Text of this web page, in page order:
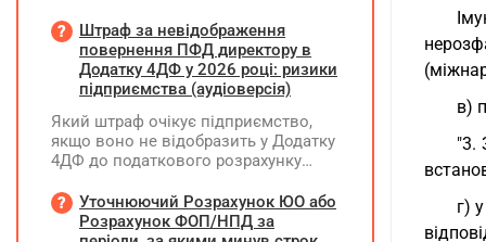
в)
"3.
г)
(єдиний податок, 3 група, ставка 5%,
неплатник ПДВ). З 1 жовтня 2026
року підприємство переходить на
загальну систему оподаткування
прибуток). За результатами
діяльності у періоді 2024–2025 років
(під час перебування на спрощеній
чистий прибуток, сума
нерозподіленого прибутку в балансі
Штраф за невідображення
повернення ПФД директору в
Додатку 4ДФ у 2026 році: ризики
підприємства (аудіоверсія)
Який штраф очікує підприємство,
якщо воно не відобразить у Додатку
4ДФ до податкового розрахунку
допомоги (ПФД) директору?
Уточнюючий Розрахунок ЮО або
Розрахунок ФОП/НПД за